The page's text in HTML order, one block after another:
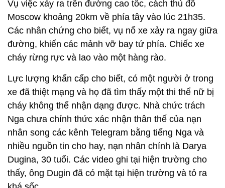
Vụ việc xảy ra trên đường cao tốc, cách thủ đô
Moscow khoảng 20km về phía tây vào lúc 21h35.
Các nhân chứng cho biết, vụ nổ xe xảy ra ngay giữa
đường, khiến các mảnh vỡ bay tứ phía. Chiếc xe
cháy rừng rực và lao vào một hàng rào.
Lực lượng khẩn cấp cho biết, có một người ở trong
xe đã thiệt mạng và họ đã tìm thấy một thi thể nữ bị
cháy không thể nhận dạng được. Nhà chức trách
Nga chưa chính thức xác nhận thân thế của nạn
nhân song các kênh Telegram bằng tiếng Nga và
nhiều nguồn tin cho hay, nạn nhân chính là Darya
Dugina, 30 tuổi. Các video ghi tại hiện trường cho
thấy, ông Dugin đã có mặt tại hiện trường và tỏ ra